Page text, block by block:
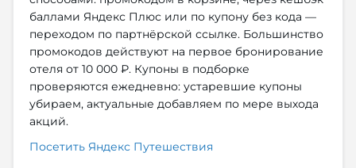
баллами Яндекс Плюс или по купону без кода —
переходом по партнёрской ссылке. Большинство
промокодов действуют на первое бронирование
отеля от 10 000 ₽. Купоны в подборке
проверяются ежедневно: устаревшие купоны
убираем, актуальные добавляем по мере выхода
акций.
Посетить Яндекс Путешествия